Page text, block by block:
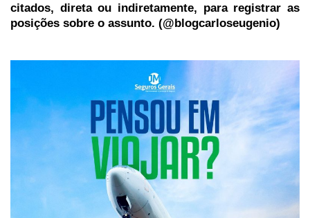
citados, direta ou indiretamente, para registrar as
posições sobre o assunto. (@blogcarloseugenio)